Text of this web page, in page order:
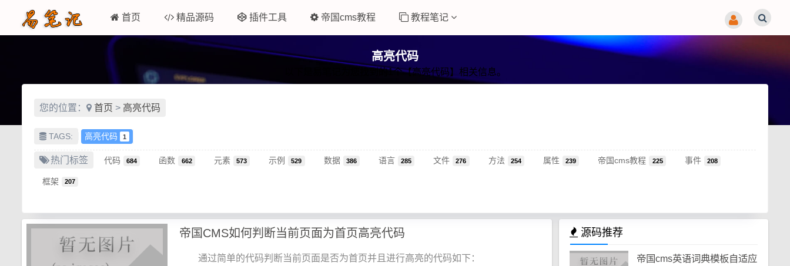
首页 精品源码 插件工具 帝国cms教程 教程笔记
高亮代码
以下是易笔记为您找到的1个【高亮代码】相关信息。
您的位置： 首页 > 高亮代码
TAGS: 高亮代码 1
热门标签 代码 684 函数 662 元素 573 示例 529 数据 386 语言 285 文件 276 方法 254 属性 239 帝国cms教程 225 事件 208
框架 207
帝国CMS如何判断当前页面为首页高亮代码
通过简单的代码判断当前页面是否为首页并且进行高亮的代码如下：
源码推荐
帝国cms英语词典模板自适应